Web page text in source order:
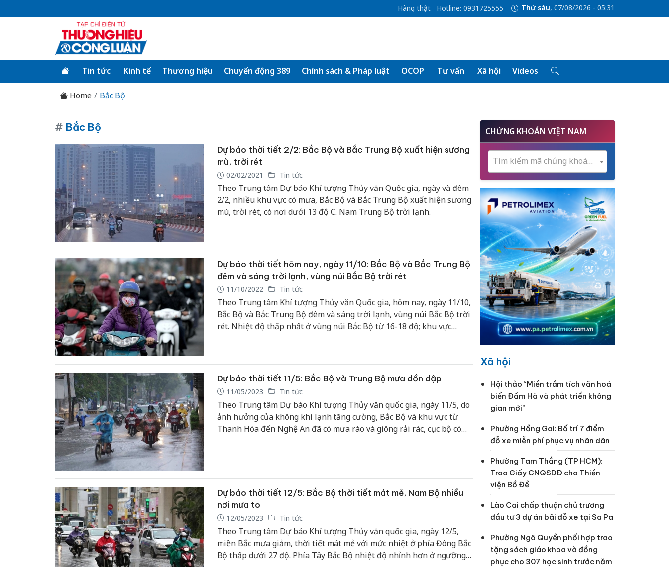
Hàng thật Hotline: 0931725555 Thứ sáu, 07/08/2026 - 05:31
Tin tức Kinh tế Thương hiệu Chuyển động 389 Chính sách & Pháp luật OCOP Tư vấn Xã hội Videos
Home Bắc Bộ
# Bắc Bộ
Dự báo thời tiết 2/2: Bắc Bộ và Bắc Trung Bộ xuất hiện sương
mù, trời rét
02/02/2021 Tin tức
Theo Trung tâm Dự báo Khí tượng Thủy văn Quốc gia, ngày và đêm
2/2, nhiều khu vực có mưa, Bắc Bộ và Bắc Trung Bộ xuất hiện sương
mù, trời rét, có nơi dưới 13 độ C. Nam Trung Bộ trời lạnh.
Dự báo thời tiết hôm nay, ngày 11/10: Bắc Bộ và Bắc Trung Bộ
đêm và sáng trời lạnh, vùng núi Bắc Bộ trời rét
11/10/2022 Tin tức
Theo Trung tâm Khí tượng Thủy văn Quốc gia, hôm nay, ngày 11/10,
Bắc Bộ và Bắc Trung Bộ đêm và sáng trời lạnh, vùng núi Bắc Bộ trời
rét. Nhiệt độ thấp nhất ở vùng núi Bắc Bộ từ 16-18 độ; khu vực
Dự báo thời tiết 11/5: Bắc Bộ và Trung Bộ mưa dồn dập
11/05/2023 Tin tức
Theo Trung tâm Dự báo Khí tượng Thủy văn quốc gia, ngày 11/5, do
ảnh hưởng của không khí lạnh tăng cường, Bắc Bộ và khu vực từ
Thanh Hóa đến Nghệ An đã có mưa rào và giông rải rác, cục bộ có
Dự báo thời tiết 12/5: Bắc Bộ thời tiết mát mẻ, Nam Bộ nhiều
nơi mưa to
12/05/2023 Tin tức
Theo Trung tâm Dự báo Khí tượng Thủy văn quốc gia, ngày 12/5,
miền Bắc mưa giảm, thời tiết mát mẻ với mức nhiệt ở phía Đông Bắc
Bộ thấp dưới 27 độ. Phía Tây Bắc Bộ nhiệt độ nhỉnh hơn ở ngưỡng
CHỨNG KHOÁN VIỆT NAM
Tìm kiếm mã chứng khoán...
Xã hội
Hội thảo “Miền trầm tích văn hoá
biển Đầm Hà và phát triển không
gian mới”
Phường Hồng Gai: Bố trí 7 điểm
đỗ xe miễn phí phục vụ nhân dân
Phường Tam Thắng (TP HCM):
Trao Giấy CNQSDĐ cho Thiền
viện Bồ Đề
Lào Cai chấp thuận chủ trương
đầu tư 3 dự án bãi đỗ xe tại Sa Pa
Phường Ngô Quyền phối hợp trao
tặng sách giáo khoa và đồng
phục cho 307 học sinh trước năm